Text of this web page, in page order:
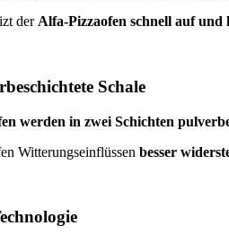
der Alfa-Pizzaofen schnell auf
Schale
werden in zwei Schichten
Witterungseinflüssenbesser